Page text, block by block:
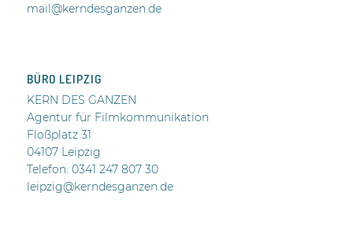
mail@kerndesganzen.de
BÜRO LEIPZIG
KERN DES GANZEN
Agentur für Filmkommunikation
Floßplatz 31
04107 Leipzig
Telefon: 0341 247 807 30
leipzig@kerndesganzen.de